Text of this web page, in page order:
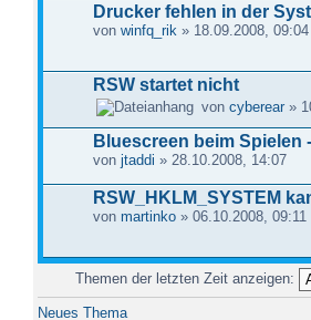
Drucker fehlen in der
von winfq_rik» 18.09.2008, 09:04
RSW startet nicht
von cyberear»
Bluescreen beim Spielen
von jtaddi » 28.10.2008, 14:07
RSW_HKLM_SYSTEM
von martinko» 06.10.2008, 09:11
Themen der letzten Zeit anzeigen:
Neues Thema